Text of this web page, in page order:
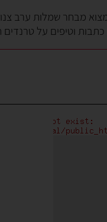
מבחר שמלות ערב
וטיפים על